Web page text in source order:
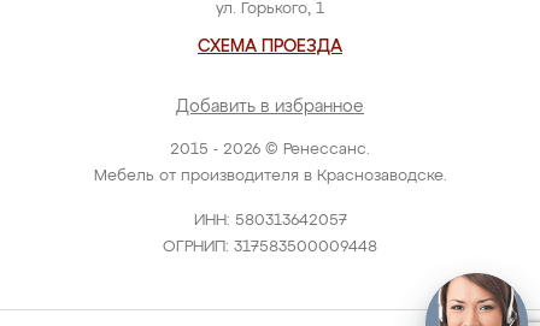
2015 - 2026 © Ренессанс.
Мебель от производителя в Краснозаводске.
ИНН: 580313642057
ОГРНИП: 317583500009448
ул. Горького, 1
СХЕМА ПРОЕЗДА
Добавить в избранное